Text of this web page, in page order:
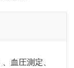
血圧測定、